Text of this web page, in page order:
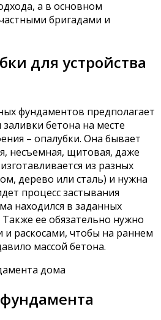
а в основном
бригадами и
для устройства
фундаментов предполагает
бетона на месте
– опалубки. Она бывает
несъемная, щитовая, даже
из разных
дерево или сталь) и нужна
процесс застывания
находился в заданных
ее обязательно нужно
и раскосами, чтобы на раннем
массой бетона.